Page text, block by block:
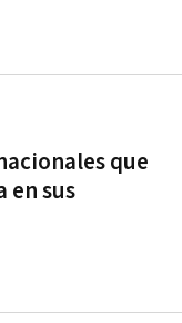
que
en sus